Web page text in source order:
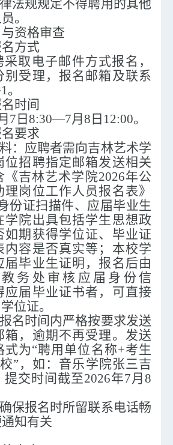
法规规定不得聘用的其他
。
资格审查
名方式
采取电子邮件方式报名 ，
别受理，报名邮箱及联系
1。
时间
7 日 8:30—7月 8 日 12:00。
名要求
：应聘者需向吉林艺术学
位招聘指定邮箱发送相关
《吉林艺术学院2026年公
岗位工作人员报名表》
份证扫描件、应届毕业生
学院出具包括学生思想政
如期获得学位证、毕业证
内容是否真实等；本校学
届毕业生证明，报名后由
务处审核应届身份信
应届毕业证书者，可直接
位证。
名时间内严格按要求发送
箱，逾期不再受理。发送
式为“聘用单位名称+考生
”，如： 音乐学院张三吉
提交时间截至2026年7月8
保报名时所留联系电话畅
知有关